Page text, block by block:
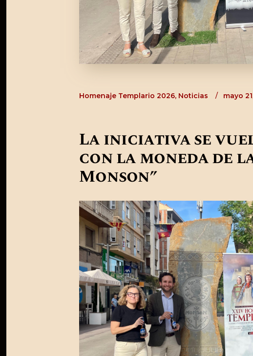
Homenaje Templario 2026, Noticias mayo
La iniciativa se
con la moneda de
Monson”